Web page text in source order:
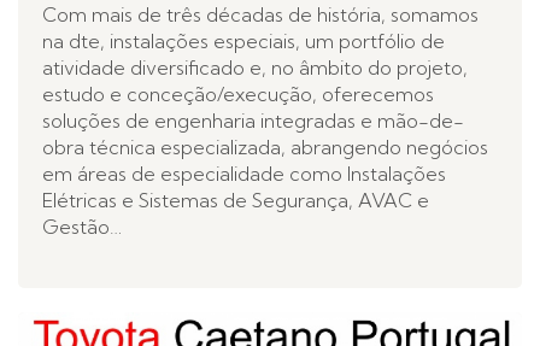
Com mais de três décadas de história, somamos
na dte, instalações especiais, um portfólio de
atividade diversificado e, no âmbito do projeto,
estudo e conceção/execução, oferecemos
soluções de engenharia integradas e mão-de-
obra técnica especializada, abrangendo negócios
em áreas de especialidade como Instalações
Elétricas e Sistemas de Segurança, AVAC e
Gestão…